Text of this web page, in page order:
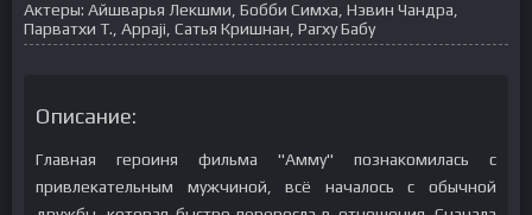
Актеры: Айшварья Лекшми, Бобби Симха, Нэвин Чандра,
Парватхи Т., Appaji, Сатья Кришнан, Рагху Бабу
Описание:
Главная героиня фильма "Амму" познакомилась с
привлекательным мужчиной, всё началось с обычной